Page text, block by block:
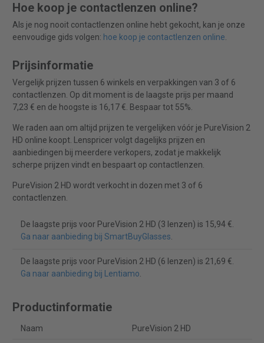
Hoe koop je contactlenzen online?
Als je nog nooit contactlenzen online hebt gekocht, kan je onze
eenvoudige gids volgen: hoe koop je contactlenzen online.
Prijsinformatie
Vergelijk prijzen tussen 6 winkels en verpakkingen van 3 of 6
contactlenzen. Op dit moment is de laagste prijs per maand
7,23 € en de hoogste is 16,17 €. Bespaar tot 55%.
We raden aan om altijd prijzen te vergelijken vóór je PureVision 2
HD online koopt. Lenspricer volgt dagelijks prijzen en
aanbiedingen bij meerdere verkopers, zodat je makkelijk
scherpe prijzen vindt en bespaart op contactlenzen.
PureVision 2 HD wordt verkocht in dozen met 3 of 6
contactlenzen.
De laagste prijs voor PureVision 2 HD (3 lenzen) is 15,94 €.
Ga naar aanbieding bij SmartBuyGlasses.
De laagste prijs voor PureVision 2 HD (6 lenzen) is 21,69 €.
Ga naar aanbieding bij Lentiamo.
Productinformatie
Naam PureVision 2 HD